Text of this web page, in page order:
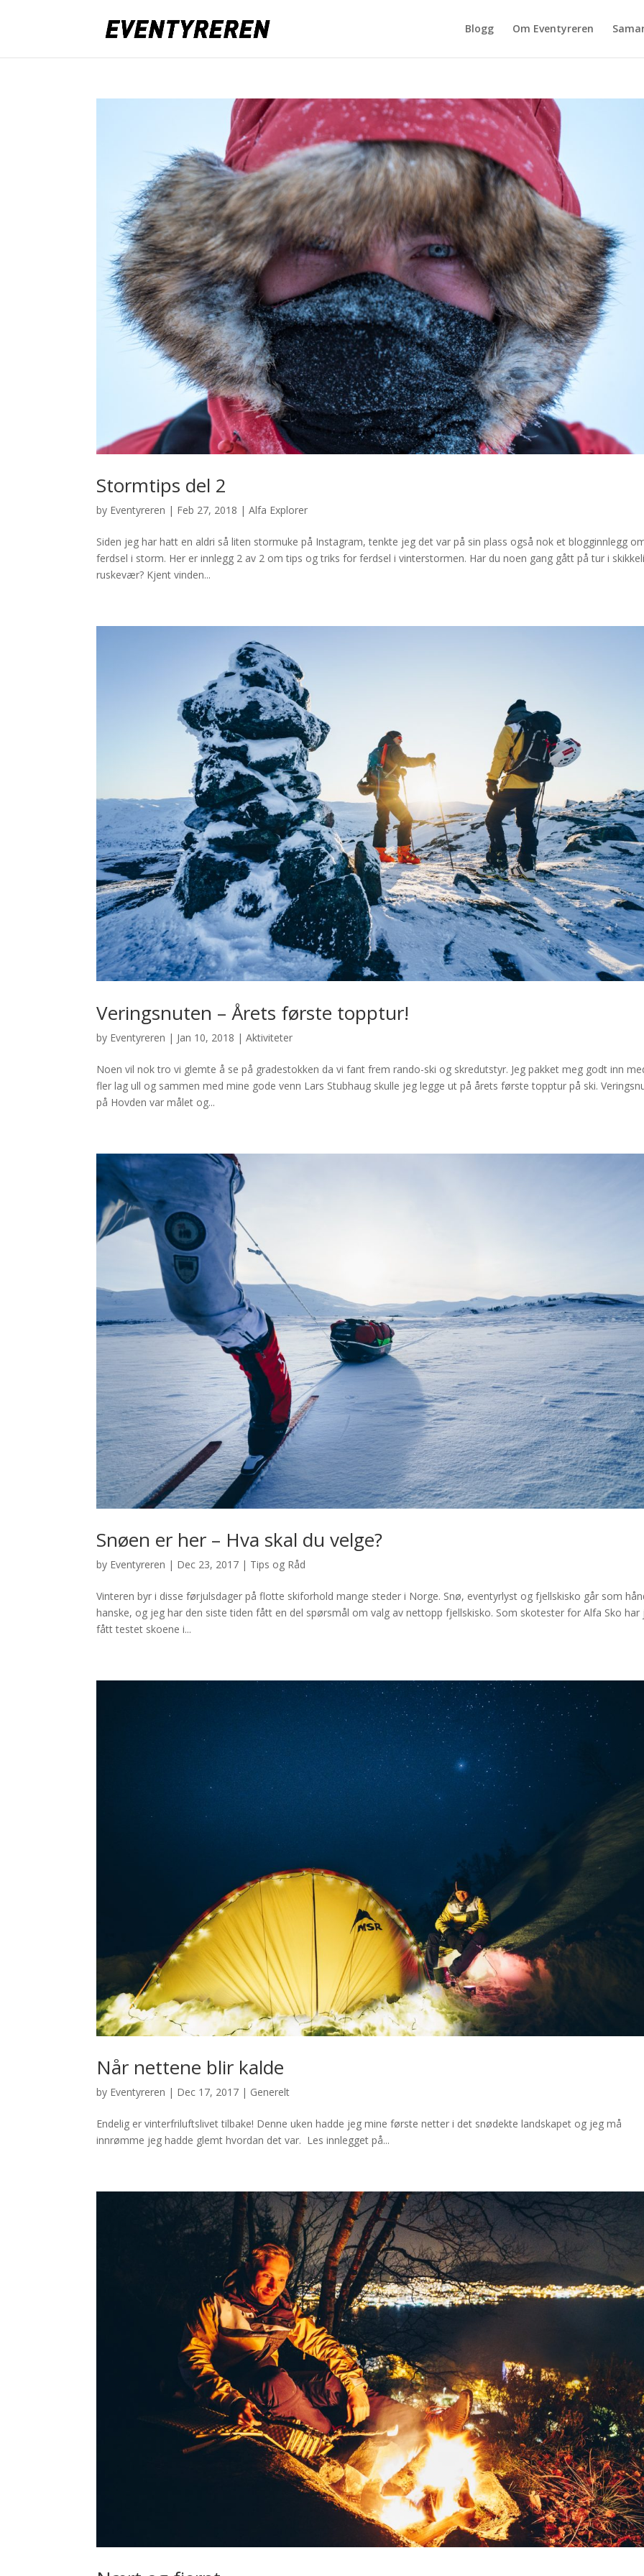
Blogg Om Eventyreren
Stormtips del 2
by Eventyreren | Feb 27, 2018 |Alfa Explorer
Siden jeg har hatt en aldri så liten stormuke på Instagram, tenkte jeg det var på sin plass også nok et blogginnlegg
ferdsel i storm. Her er innlegg 2 av 2 om tips og triks for ferdsel i vinterstormen. Har du noen gang gått på tur i
ruskevær? Kjent vinden...
Veringsnuten – Årets første topptur!
by Eventyreren | Jan 10, 2018 |Aktiviteter
Noen vil nok tro vi glemte å se på gradestokken da vi fant frem rando-ski og skredutstyr. Jeg pakket meg godt inn
fler lag ull og sammen med mine gode venn Lars Stubhaug skulle jeg legge ut på årets første topptur på ski.
på Hovden var målet og...
Snøen er her – Hva skal du velge?
by Eventyreren | Dec 23, 2017 | Tips og Råd
Vinteren byr i disse førjulsdager på flotte skiforhold mange steder i Norge. Snø, eventyrlyst og fjellskisko går som
hanske, og jeg har den siste tiden fått en del spørsmål om valg av nettopp fjellskisko. Som skotester for Alfa Sko har
fått testet skoene i...
Når nettene blir kalde
by Eventyreren | Dec 17, 2017 | Generelt
Endelig er vinterfriluftslivet tilbake! Denne uken hadde jeg mine første netter i det snødekte landskapet og jeg må
innrømme jeg hadde glemt hvordan det var. Les innlegget på...